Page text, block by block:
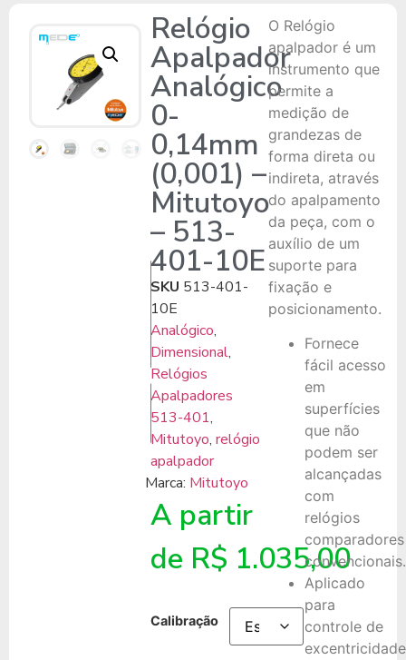
Relógio
Apalpador
Analógico
0-
0,14mm
(0,001) –
Mitutoyo
– 513-
401-10E
SKU 513-401-
10E
Analógico,
Dimensional,
Relógios
Apalpadores
513-401,
Mitutoyo, relógio
apalpador
Marca: Mitutoyo
A partir
de R$ 1.035,00
Calibração
O Relógio
apalpador é um
instrumento que
permite a
medição de
grandezas de
forma direta ou
indireta, através
do apalpamento
da peça, com o
auxílio de um
suporte para
fixação e
posicionamento.
Fornece
fácil acesso
em
superfícies
que não
podem ser
alcançadas
com
relógios
comparadores
convencionais.
Aplicado
para
controle de